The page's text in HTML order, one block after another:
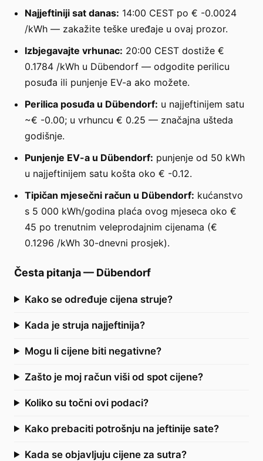
Najjeftiniji sat danas: 14:00 CEST po € -0.0024
/kWh — zakažite teške uređaje u ovaj prozor.
Izbjegavajte vrhunac: 20:00 CEST dostiže €
0.1784 /kWh u Dübendorf — odgodite perilicu
posuđa ili punjenje EV-a ako možete.
Perilica posuđa u Dübendorf: u najjeftinijem satu
~€ -0.00; u vrhuncu € 0.25 — značajna ušteda
godišnje.
Punjenje EV-a u Dübendorf: punjenje od 50 kWh
u najjeftinijem satu košta oko € -0.12.
Tipičan mjesečni račun u Dübendorf: kućanstvo
s 5 000 kWh/godina plaća ovog mjeseca oko €
45 po trenutnim veleprodajnim cijenama (€
0.1296 /kWh 30-dnevni prosjek).
Česta pitanja— Dübendorf
Kako se određuje cijena struje?
Kada je struja najjeftinija?
Mogu li cijene biti negativne?
Zašto je moj račun viši od spot cijene?
Koliko su točni ovi podaci?
Kako prebaciti potrošnju na jeftinije sate?
Kada se objavljuju cijene za sutra?